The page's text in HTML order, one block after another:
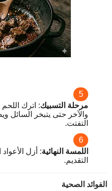
مرحلة التسبيك: اترك
والآخر حتى يتبخر السائل
التفتت.
اللمسة النهائية: أزل
التقديم.
الفوائد الصحية